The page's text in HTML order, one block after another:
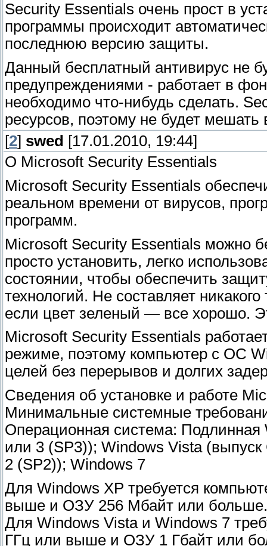
Security Essentials очень прост в
программы происходит
последнюю версию защиты.
Данный бесплатный антивирус не
предупреждениями - работает в
необходимо что-нибудь сделать.
ресурсов, поэтому не будет
[2] swed [17.01.2010, 19:44]
О Microsoft Security Essentials
Microsoft Security Essentials
реальном времени от вирусов,
программ.
Microsoft Security Essentials можно
просто установить, легко
состоянии, чтобы обеспечить
технологий. Не составляет
если цвет зеленый — все хорошо.
Microsoft Security Essentials
режиме, поэтому компьютер с ОС
целей без перерывов и долгих
Сведения об установке и работе
Минимальные системные
Операционная система: Подлинная
или 3 (SP3)); Windows Vista
2 (SP2)); Windows 7
Для Windows XP требуется
выше и ОЗУ 256 Мбайт или больше.
Для Windows Vista и Windows 7
ГГц или выше и ОЗУ 1 Гбайт или